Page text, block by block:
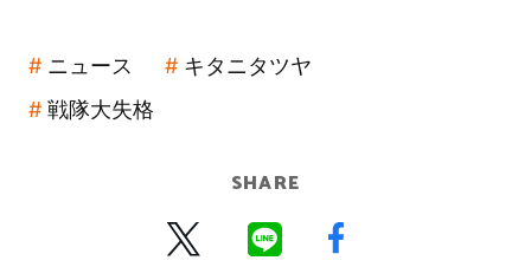
ニュース
キタニタツヤ
戦隊大失格
SHARE